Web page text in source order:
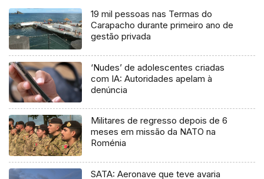
19 mil pessoas nas Termas do
Carapacho durante primeiro ano de
gestão privada
‘Nudes’ de adolescentes criadas
com IA: Autoridades apelam à
denúncia
Militares de regresso depois de 6
meses em missão da NATO na
Roménia
SATA: Aeronave que teve avaria